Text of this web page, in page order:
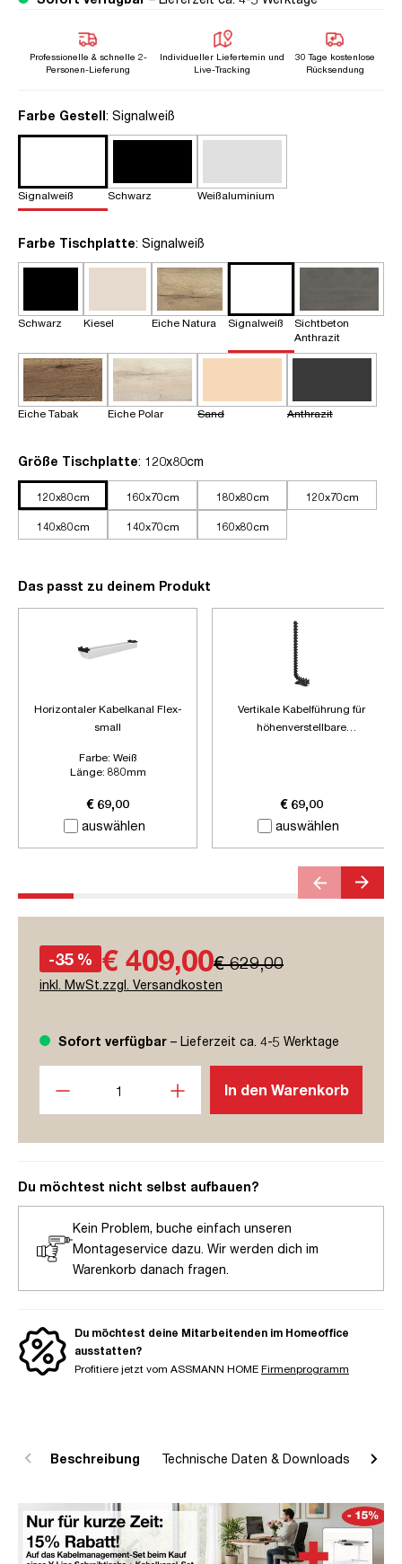
Professionelle & schnelle 2-
Personen-Lieferung
Individueller Liefertemin und
Live-Tracking
30 Tage kostenlose
Rücksendung
Farbe Gestellauswählen
: Signalweiß
Signalweiß Schwarz Weißaluminium
Farbe Tischplatteauswählen
: Signalweiß
Schwarz Kiesel Eiche Natura Signalweiß
Sichtbeton
Anthrazit
Eiche Tabak Eiche Polar Sand Anthrazit
Größe Tischplatteauswählen
: 120x80cm
120x80cm 160x70cm 180x80cm 120x70cm
140x80cm 140x70cm 160x80cm
Das passt zu deinem Produkt
auswählen
Horizontaler Kabelkanal Flex-
small
Farbe: Weiß
Länge: 880mm
€ 69,00
auswählen
Vertikale Kabelführung für
höhenverstellbare
€ 69,00
-35 % € 409,00€ 629,00
inkl. MwSt.zzgl. Versandkosten
Sofort verfügbar – Lieferzeit ca. 4-5 Werktage
In den Warenkorb
Du möchtest nicht selbst aufbauen?
Kein Problem, buche einfach unseren
Montageservice dazu. Wir werden dich im
Warenkorb danach fragen.
Du möchtest deine Mitarbeitenden im Homeoffice
ausstatten?
Profitiere jetzt vom ASSMANN HOME Firmenprogramm
Beschreibung Technische Daten & Downloads